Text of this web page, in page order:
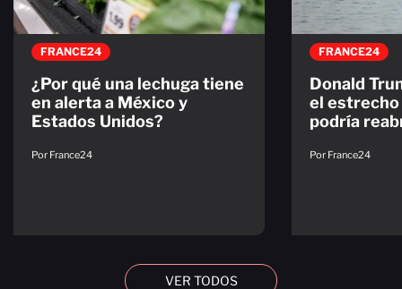
FRANCE24
¿Por qué una lechuga tiene
en alerta a México y
Estados Unidos?
Por France24
FRANCE24
Donald
el estrecho
podría
Por France24
VER TODOS